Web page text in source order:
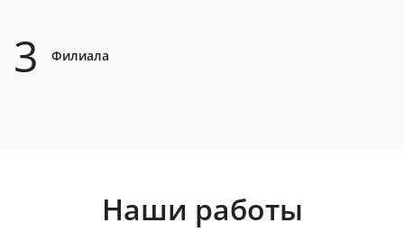
3 Филиала
Наши работы